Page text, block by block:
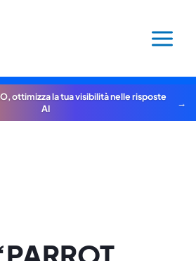
ottimizza la tua visibilità nelle risposte
AI